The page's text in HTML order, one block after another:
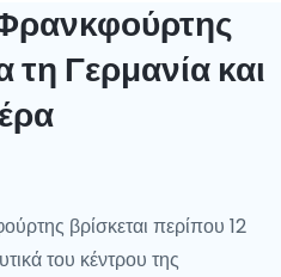
Γερμανία και
βρίσκεται περίπου 12
του κέντρου της